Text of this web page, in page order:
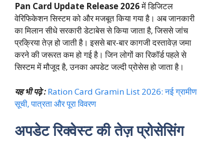
Pan Card Update Release 2026में डिजिटल
वेरिफिकेशन सिस्टम को और मजबूत किया गया है। अब जानकारी
का मिलान सीधे सरकारी डेटाबेस से किया जाता है, जिससे जांच
प्रक्रिया तेज़ हो जाती है। इससे बार-बार कागजी दस्तावेज़ जमा
करने की जरूरत कम हो गई है। जिन लोगों का रिकॉर्ड पहले से
सिस्टम में मौजूद है, उनका अपडेट जल्दी प्रोसेस हो जाता है।
यह भी पढ़े : Ration Card Gramin List 2026: नई ग्रामीण
सूची, पात्रता और पूरा विवरण
अपडेट रिक्वेस्ट की तेज़ प्रोसेसिंग